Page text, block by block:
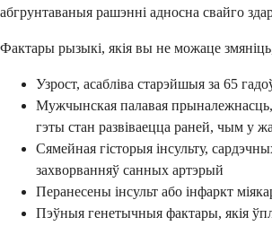
абгрунтаваныя рашэнні адносна свайго
Фактары рызыкі, якія вы не можаце
Узрост, асабліва старэйшыя за 65
Мужчынская палавая
гэты стан развіваецца раней, чым у
Сямейная гісторыя інсульту,
захворванняў санных артэрый
Перанесены інсульт або інфаркт
Пэўныя генетычныя фактары, якія